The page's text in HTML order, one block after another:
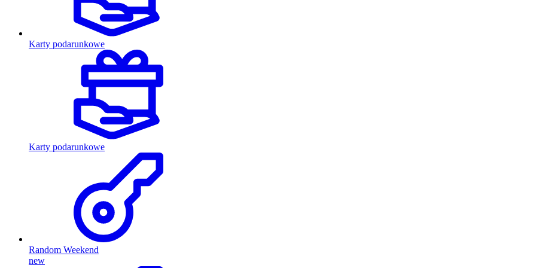
Karty podarunkowe
Karty podarunkowe
Random Weekend
new